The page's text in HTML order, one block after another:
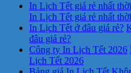
In Lịch Tết giá rẻ nhất
In Lịch Tết giá rẻ nhất
In Lịch Tết ở đâu giá rẻ?
đâu giá rẻ?
Công ty In Lịch Tết 2026
Lịch Tết 2026